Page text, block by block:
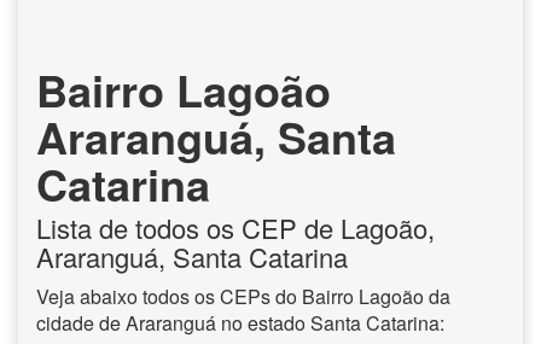
Bairro Lagoão
Araranguá, Santa
Catarina
Lista de todos os CEP de Lagoão,
Araranguá, Santa Catarina
Veja abaixo todos os CEPs do Bairro Lagoão da
cidade de Araranguá no estado Santa Catarina: